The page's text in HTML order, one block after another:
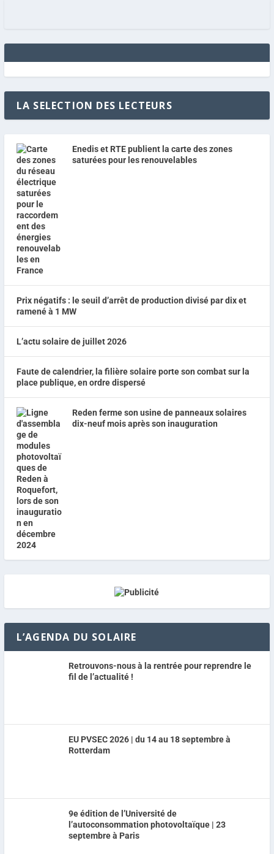
LA SELECTION DES LECTEURS
Enedis et RTE publient la carte des zones
saturées pour les renouvelables
Prix négatifs : le seuil d’arrêt de production divisé par dix et
ramené à 1 MW
L’actu solaire de juillet 2026
Faute de calendrier, la filière solaire porte son combat sur la
place publique, en ordre dispersé
Reden ferme son usine de panneaux solaires
dix-neuf mois après son inauguration
L’AGENDA DU SOLAIRE
Retrouvons-nous à la rentrée pour reprendre le
fil de l’actualité !
EU PVSEC 2026 | du 14 au 18 septembre à
Rotterdam
9e édition de l’Université de
l’autoconsommation photovoltaïque | 23
septembre à Paris